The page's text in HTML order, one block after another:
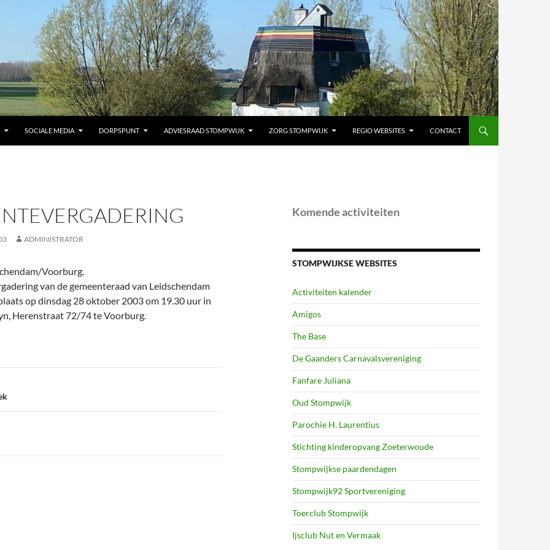
SOCIALE MEDIA DORPSPUNT ADVIESRAAD STOMPWIJK ZORG STOMPWIJK REGIO WEBSITES CONTACT
ADMINISTRATOR
Voorburg.
van de gemeenteraad van Leidschendam
op dinsdag 28 oktober 2003 om 19.30 uur in
Herenstraat 72/74 te Voorburg.
Komende activiteiten
STOMPWIJKSE WEBSITES
Activiteiten kalender
Amigos
The Base
De Gaanders Carnavalsvereniging
Fanfare Juliana
Oud Stompwijk
Parochie H. Laurentius
Stichting kinderopvang Zoeterwoude
Stompwijkse paardendagen
Stompwijk92 Sportvereniging
Toerclub Stompwijk
Ijsclub Nut en Vermaak